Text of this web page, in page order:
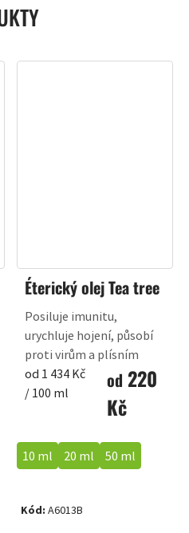
Éterický olej Tea tree
od 220
Kč
Měrná
cena:
od 1 434 Kč
/ 100 ml
Posiluje imunitu,
urychluje hojení, působí
proti virům a plísním
10 ml 20 ml 50 ml
Kód: A6013B